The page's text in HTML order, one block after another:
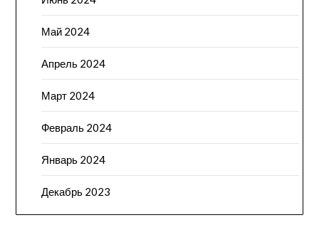
Май 2024
Апрель 2024
Март 2024
Февраль 2024
Январь 2024
Декабрь 2023